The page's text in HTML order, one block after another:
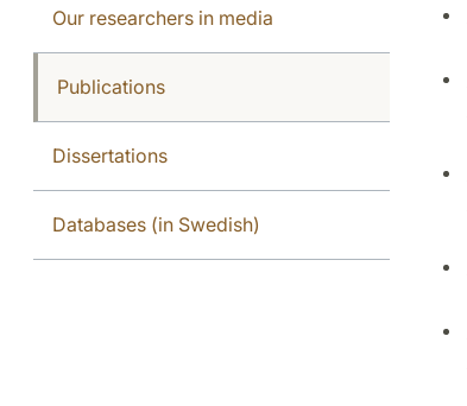
Our researchers in media
Publications
Dissertations
Databases (in Swedish)